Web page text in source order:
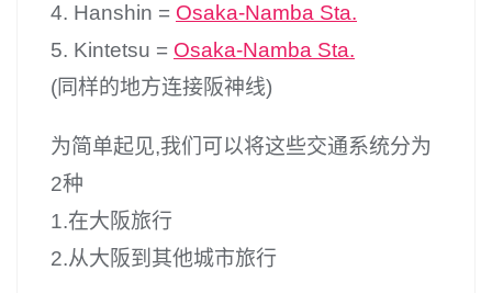
4. Hanshin = Osaka-Namba Sta.
5. Kintetsu = Osaka-Namba Sta.
(同样的地方连接阪神线)
为简单起见,我们可以将这些交通系统分为
2种
1.在大阪旅行
2.从大阪到其他城市旅行